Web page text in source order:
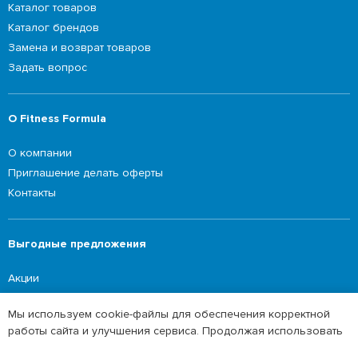
Каталог товаров
Каталог брендов
Замена и возврат товаров
Задать вопрос
О Fitness Formula
О компании
Приглашение делать оферты
Контакты
Выгодные предложения
Акции
©2026 Fitness Formula
Мы используем cookie-файлы для обеспечения корректной
работы сайта и улучшения сервиса. Продолжая использовать